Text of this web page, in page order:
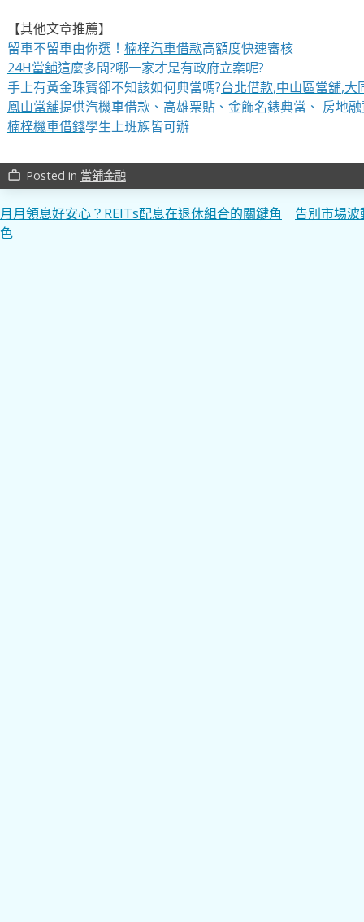
【其他文章推薦】
留車不留車由你選！ 楠梓汽車借款高額度快速審核
24H當舖這麼多間?哪一家才是有政府立案呢?
手上有黃金珠寶卻不知該如何典當嗎?台北借款,中山區當舖,大
鳳山當舖提供汽機車借款、高雄票貼、金飾名錶典當、 房地
楠梓機車借錢學生上班族皆可辦
work_outline Posted in 當舖金融
文
章
月月領息好安心？REITs配息在退休組合的關鍵角
色
告別市場